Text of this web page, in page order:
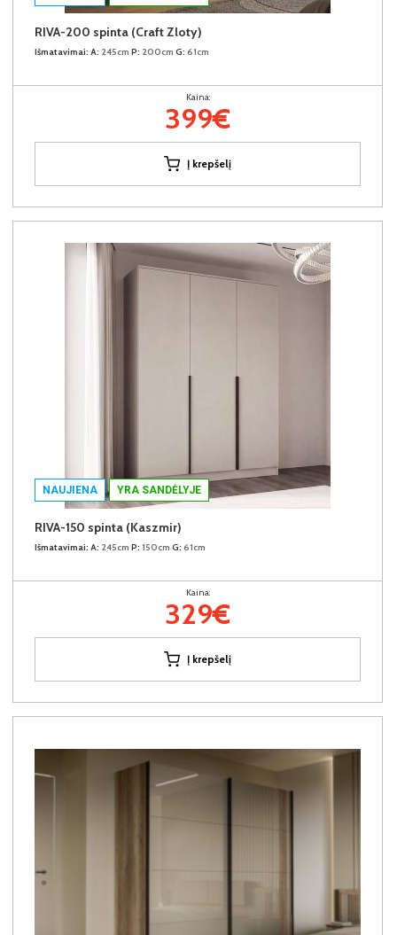
RIVA-200 spinta (Craft Zloty)
Išmatavimai: A: 245cm P: 200cm G: 61cm
Kaina:
399€
Į krepšelį
NAUJIENA YRA SANDĖLYJE
RIVA-150 spinta (Kaszmir)
Išmatavimai: A: 245cm P: 150cm G: 61cm
Kaina:
329€
Į krepšelį